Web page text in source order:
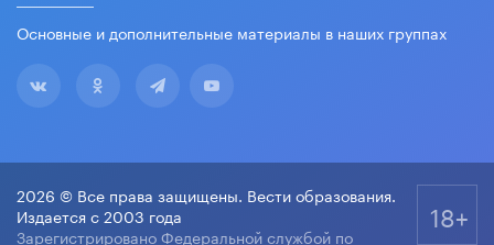
Основные и дополнительные материалы в наших группах
2026 © Все права защищены. Вести образования.
Издается с 2003 года
Зарегистрировано Федеральной службой по
18+